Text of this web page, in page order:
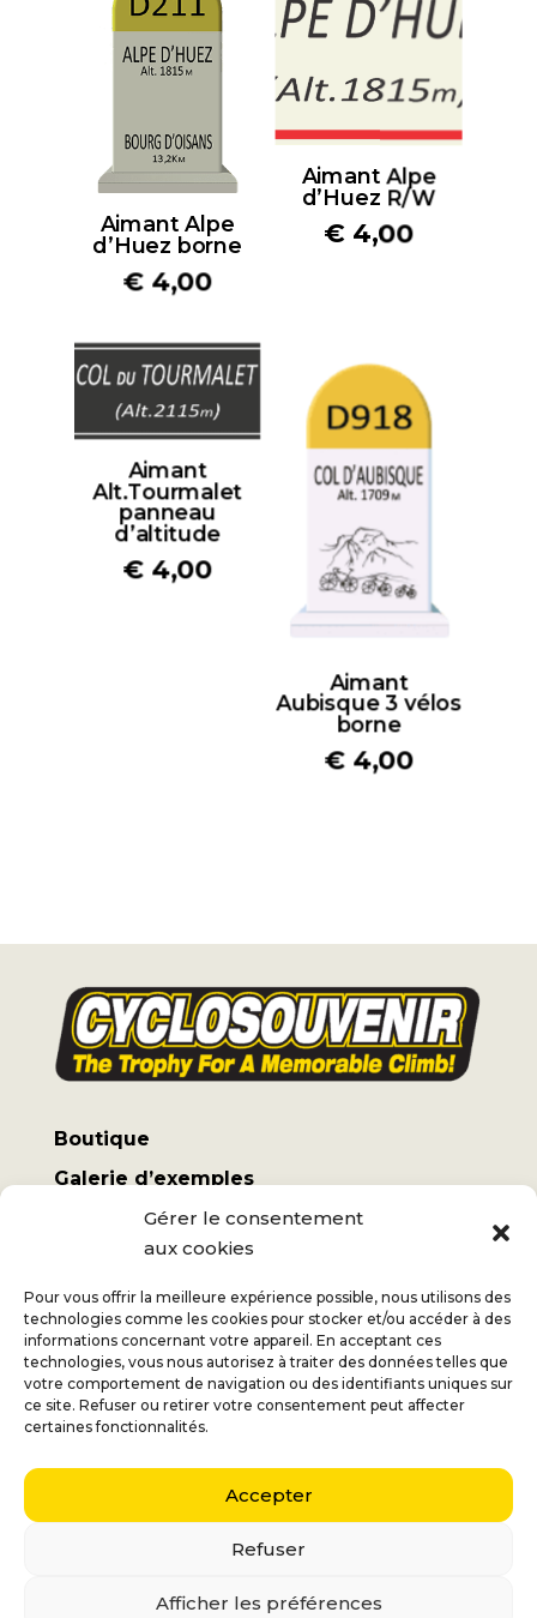
Gérer le consentement
aux cookies
Pour vous offrir la meilleure expérience possible, nous utilisons des
technologies comme les cookies pour stocker et/ou accéder à des
informations concernant votre appareil. En acceptant ces
technologies, vous nous autorisez à traiter des données telles que
votre comportement de navigation ou des identifiants uniques sur
ce site. Refuser ou retirer votre consentement peut affecter
certaines fonctionnalités.
Accepter
Refuser
Afficher les préférences
Aimant Alpe
d’Huez borne
€ 4,00
Aimant Alpe
d’Huez R/W
€ 4,00
Aimant
Alt.Tourmalet
panneau
d’altitude
€ 4,00
Aimant
Aubisque 3 vélos
borne
€ 4,00
Boutique
Galerie d’exemples
Mon compte
Termes et conditions
Frais d’expédition
Jan+32 (0) 477 732 949
Véronique+32 (0) 472 562 684
Middelmolenlaan 100
2100 Deurne
Nederlands(Néerlandais) English